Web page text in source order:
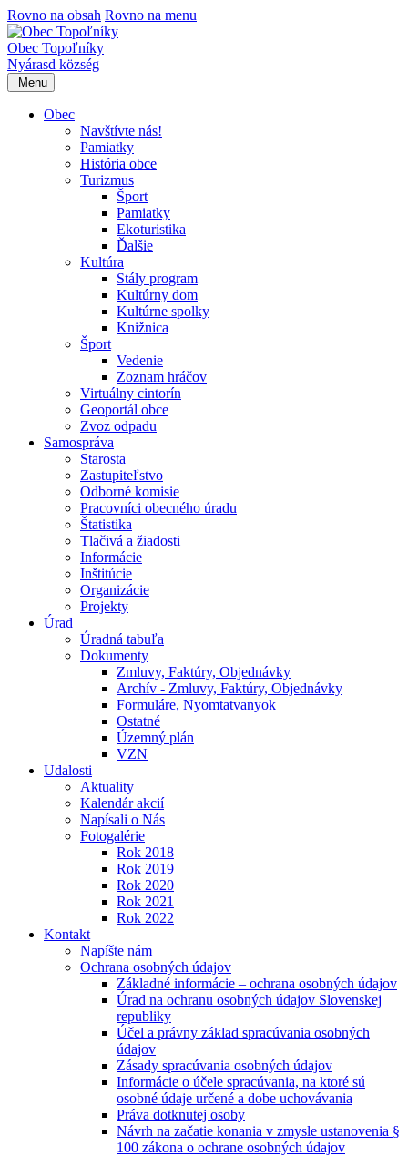
Rovno na obsah Rovno na menu
Obec Topoľníky
Nyárasd község
Menu
Obec
Navštívte nás!
Pamiatky
História obce
Turizmus
Šport
Pamiatky
Ekoturistika
Ďalšie
Kultúra
Stály program
Kultúrny dom
Kultúrne spolky
Knižnica
Šport
Vedenie
Zoznam hráčov
Virtuálny cintorín
Geoportál obce
Zvoz odpadu
Samospráva
Starosta
Zastupiteľstvo
Odborné komisie
Pracovníci obecného úradu
Štatistika
Tlačivá a žiadosti
Informácie
Inštitúcie
Organizácie
Projekty
Úrad
Úradná tabuľa
Dokumenty
Zmluvy, Faktúry, Objednávky
Archív - Zmluvy, Faktúry, Objednávky
Formuláre, Nyomtatvanyok
Ostatné
Územný plán
VZN
Udalosti
Aktuality
Kalendár akcií
Napísali o Nás
Fotogalérie
Rok 2018
Rok 2019
Rok 2020
Rok 2021
Rok 2022
Kontakt
Napíšte nám
Ochrana osobných údajov
Základné informácie – ochrana osobných údajov
Úrad na ochranu osobných údajov Slovenskej
republiky
Účel a právny základ spracúvania osobných
údajov
Zásady spracúvania osobných údajov
Informácie o účele spracúvania, na ktoré sú
osobné údaje určené a dobe uchovávania
Práva dotknutej osoby
Návrh na začatie konania v zmysle ustanovenia §
100 zákona o ochrane osobných údajov